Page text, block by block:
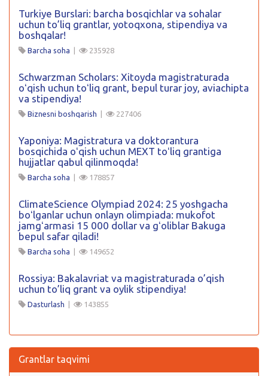
Turkiye Burslari: barcha bosqichlar va sohalar
uchun to’liq grantlar, yotoqxona, stipendiya va
boshqalar!
Barcha soha | 235928
Schwarzman Scholars: Xitoyda magistraturada
oʻqish uchun toʻliq grant, bepul turar joy, aviachipta
va stipendiya!
Biznesni boshqarish | 227406
Yaponiya: Magistratura va doktorantura
bosqichida oʻqish uchun MEXT toʻliq grantiga
hujjatlar qabul qilinmoqda!
Barcha soha | 178857
ClimateScience Olympiad 2024: 25 yoshgacha
boʻlganlar uchun onlayn olimpiada: mukofot
jamgʻarmasi 15 000 dollar va gʻoliblar Bakuga
bepul safar qiladi!
Barcha soha | 149652
Rossiya: Bakalavriat va magistraturada o’qish
uchun to’liq grant va oylik stipendiya!
Dasturlash | 143855
Grantlar taqvimi